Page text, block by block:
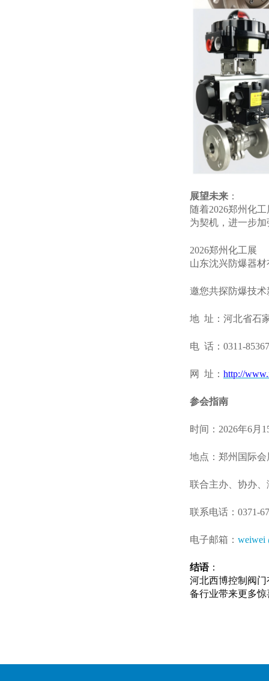
展望未来 ：
随着2026郑州化
为契机，进一步
2026郑州化工展
山东沈兴防爆器
邀您共探防爆技术
地 址：河北省石
电 话： 0311-
网 址： http://
参会指南
时间： 2026年6月1
地点：郑州国际会
联合主办、协办
联系电话： 0371-
电子邮箱： weiwei
结语 ：
河北西博控制阀
备行业带来更多